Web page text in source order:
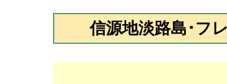
信源地淡路島･フ